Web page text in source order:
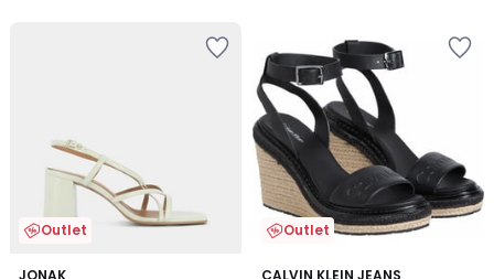
Outlet
JONAK
4,3
Outlet
CALVIN KLEIN JEANS